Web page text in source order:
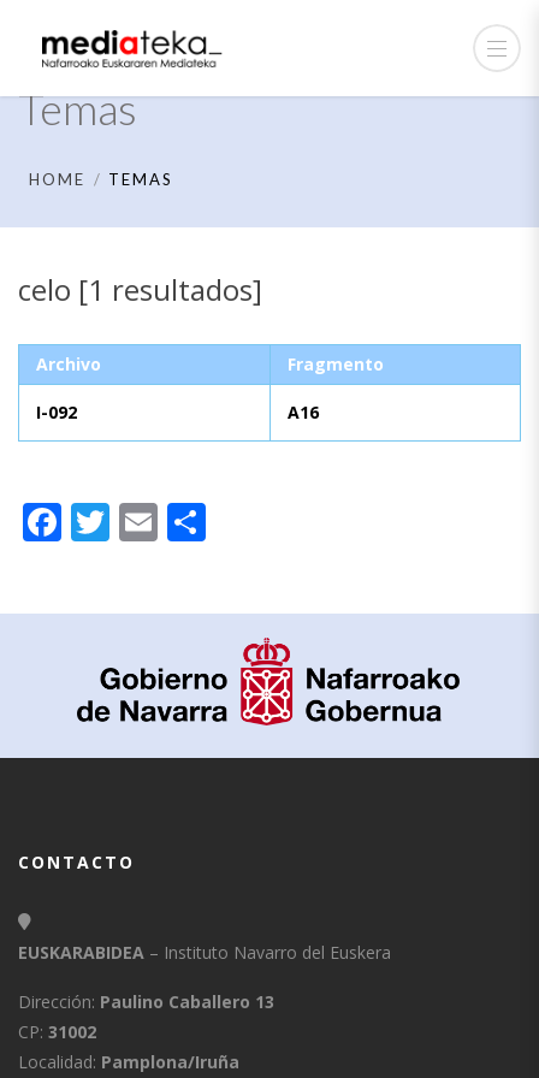
Temas
HOME TEMAS
celo [1 resultados]
Archivo Fragmento
I-092 A16
Facebook
Twitter
Email
CONTACTO
EUSKARABIDEA – Instituto Navarro del Euskera
Dirección: Paulino Caballero 13
CP: 31002
Localidad: Pamplona/Iruña